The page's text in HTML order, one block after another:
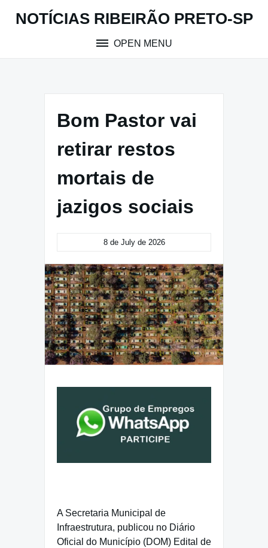
NOTÍCIAS RIBEIRÃO PRETO-SP
OPEN MENU
Bom Pastor vai
retirar restos
mortais de
jazigos sociais
8 de July de 2026
A Secretaria Municipal de
Infraestrutura, publicou no Diário
Oficial do Município (DOM) Edital de